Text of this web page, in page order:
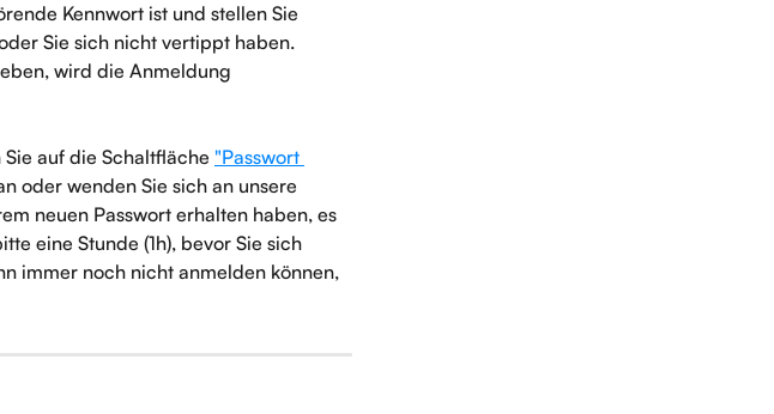
Kennwort ist und stellen Sie
Sie sich nicht vertippt haben.
wird die Anmeldung
auf die Schaltfläche "Passwort
oder wenden Sie sich an unsere
neuen Passwort erhalten haben, es
eine Stunde (1h), bevor Sie sich
immer noch nicht anmelden können,